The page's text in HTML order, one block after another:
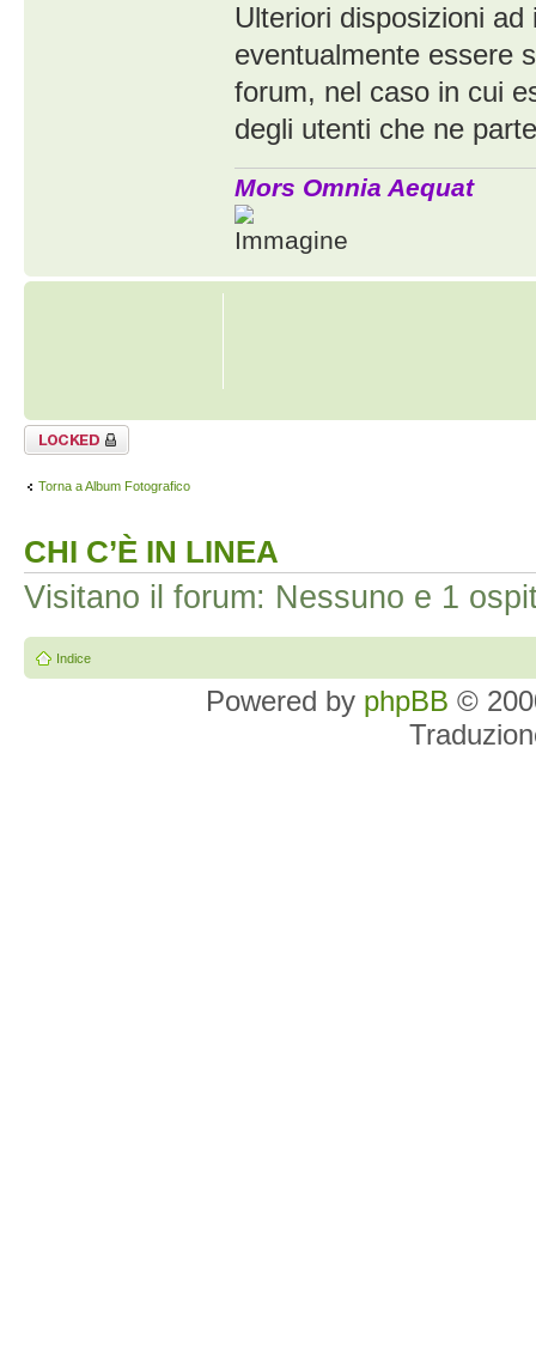
Ulteriori disposizioni
eventualmente essere
forum, nel caso in cui
degli utenti che ne
Mors Omnia Aequat
Argomento
bloccato
Torna a Album Fotografico
CHI C’È IN LINEA
Visitano il forum: Nessuno e 1
Indice
Powered by phpBB ©